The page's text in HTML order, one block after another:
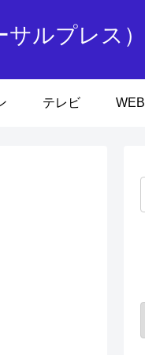
ルプレス）
テレビ WEB